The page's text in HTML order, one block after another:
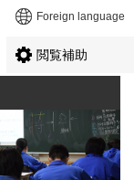
Foreign language
閲覧補助